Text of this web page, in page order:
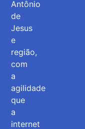
Antônio
de
Jesus
e
região,
com
a
agilidade
que
a
internet